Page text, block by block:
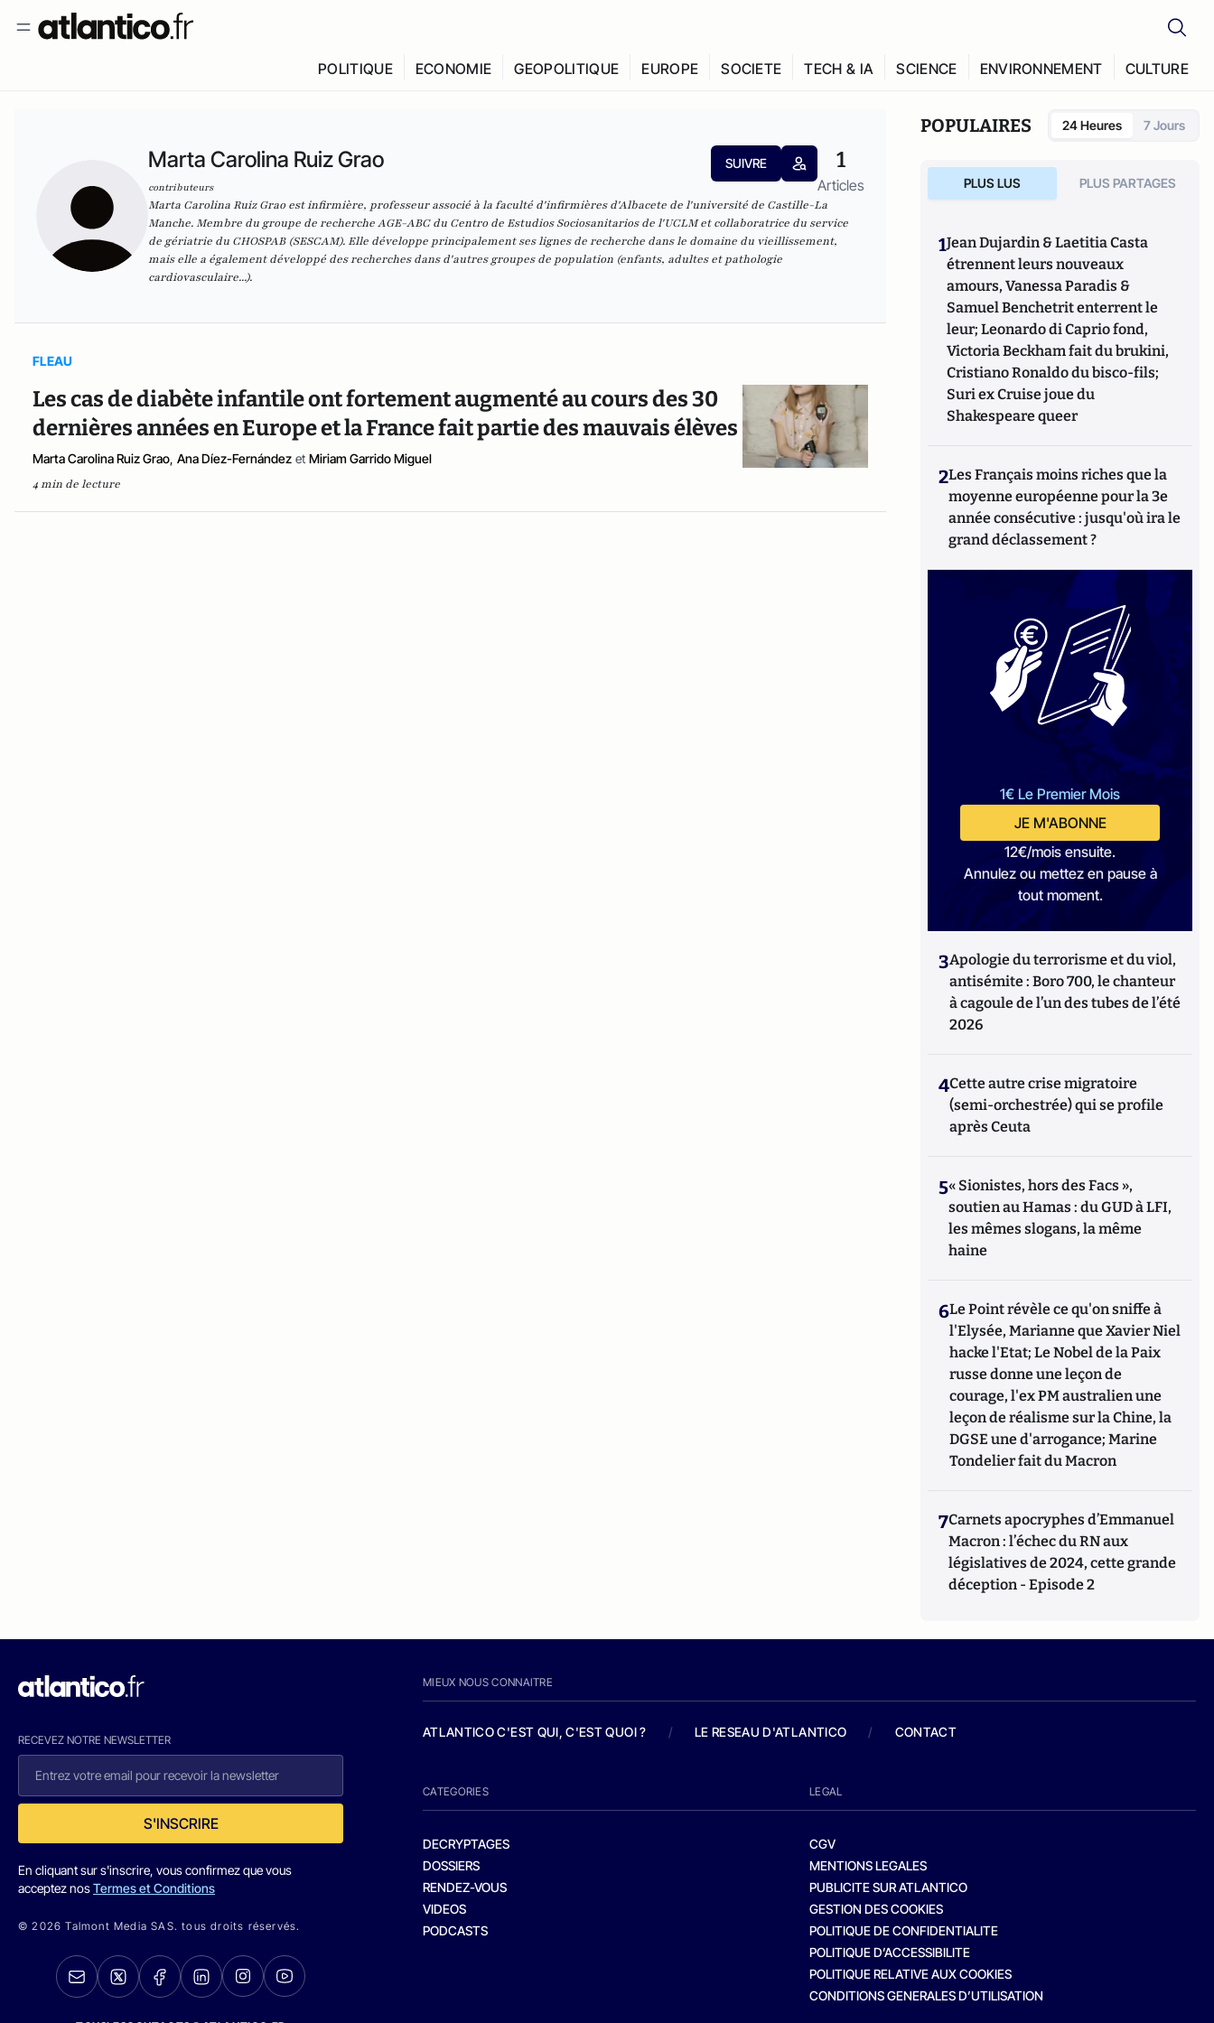
POLITIQUE ECONOMIE GEOPOLITIQUE EUROPE SOCIETE TECH & IA SCIENCE ENVIRONNEMENT CULTURE
Marta Carolina Ruiz Grao
contributeurs
SUIVRE 1
Articles
Marta Carolina Ruiz Grao est infirmière, professeur associé à la faculté d'infirmières d'Albacete de l'université de Castille-La
Manche. Membre du groupe de recherche AGE-ABC du Centro de Estudios Sociosanitarios de l'UCLM et collaboratrice du service
de gériatrie du CHOSPAB (SESCAM). Elle développe principalement ses lignes de recherche dans le domaine du vieillissement,
mais elle a également développé des recherches dans d'autres groupes de population (enfants, adultes et pathologie
cardiovasculaire...).
FLEAU
Les cas de diabète infantile ont fortement augmenté au cours des 30
dernières années en Europe et la France fait partie des mauvais élèves
Marta Carolina Ruiz Grao, Ana Díez-Fernández et Miriam Garrido Miguel
4 min de lecture
POPULAIRES 24 Heures 7 Jours
PLUS LUS PLUS PARTAGES
1Jean Dujardin & Laetitia Casta
étrennent leurs nouveaux
amours, Vanessa Paradis &
Samuel Benchetrit enterrent le
leur; Leonardo di Caprio fond,
Victoria Beckham fait du brukini,
Cristiano Ronaldo du bisco-fils;
Suri ex Cruise joue du
Shakespeare queer
2Les Français moins riches que la
moyenne européenne pour la 3e
année consécutive : jusqu'où ira le
grand déclassement ?
1€ Le Premier Mois
JE M'ABONNE
12€/mois ensuite.
Annulez ou mettez en pause à
tout moment.
3Apologie du terrorisme et du viol,
antisémite : Boro 700, le chanteur
à cagoule de l’un des tubes de l’été
2026
4Cette autre crise migratoire
(semi-orchestrée) qui se profile
après Ceuta
5« Sionistes, hors des Facs »,
soutien au Hamas : du GUD à LFI,
les mêmes slogans, la même
haine
6Le Point révèle ce qu'on sniffe à
l'Elysée, Marianne que Xavier Niel
hacke l'Etat; Le Nobel de la Paix
russe donne une leçon de
courage, l'ex PM australien une
leçon de réalisme sur la Chine, la
DGSE une d'arrogance; Marine
Tondelier fait du Macron
7Carnets apocryphes d’Emmanuel
Macron : l’échec du RN aux
législatives de 2024, cette grande
déception - Episode 2
RECEVEZ NOTRE NEWSLETTER
S'INSCRIRE
En cliquant sur s'inscrire, vous confirmez que vous
acceptez nosTermes et Conditions
© 2026 Talmont Media SAS. tous droits réservés.
MIEUX NOUS CONNAITRE
ATLANTICO C'EST QUI, C'EST QUOI ? / LE RESEAU D'ATLANTICO / CONTACT
CATEGORIES
DECRYPTAGES
DOSSIERS
RENDEZ-VOUS
VIDEOS
PODCASTS
LEGAL
CGV
MENTIONS LEGALES
PUBLICITE SUR ATLANTICO
GESTION DES COOKIES
POLITIQUE DE CONFIDENTIALITE
POLITIQUE D’ACCESSIBILITE
POLITIQUE RELATIVE AUX COOKIES
CONDITIONS GENERALES D’UTILISATION